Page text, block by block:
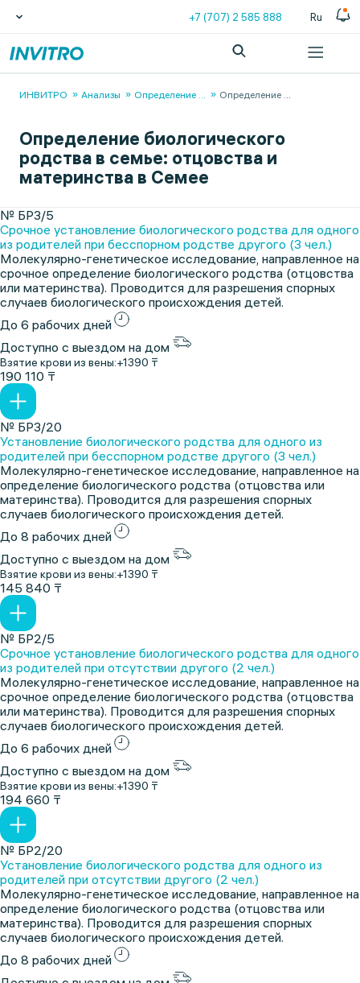
+7 (707) 2 585 888 Ru
ИНВИТРО Анализы Определение ... Определение ...
Определение биологического
родства в семье: отцовства и
материнства в Семее
№ БР3/5
Срочное установление биологического родства для одного
из родителей при бесспорном родстве другого (3 чел.)
Молекулярно-генетическое исследование, направленное на
срочное определение биологического родства (отцовства
или материнства). Проводится для разрешения спорных
случаев биологического происхождения детей.
До 6 рабочих дней
Доступно с выездом на дом
Взятие крови из вены:+1390 ₸
190 110 ₸
№ БР3/20
Установление биологического родства для одного из
родителей при бесспорном родстве другого (3 чел.)
Молекулярно-генетическое исследование, направленное на
определение биологического родства (отцовства или
материнства). Проводится для разрешения спорных
случаев биологического происхождения детей.
До 8 рабочих дней
Доступно с выездом на дом
Взятие крови из вены:+1390 ₸
145 840 ₸
№ БР2/5
Срочное установление биологического родства для одного
из родителей при отсутствии другого (2 чел.)
Молекулярно-генетическое исследование, направленное на
срочное определение биологического родства (отцовства
или материнства). Проводится для разрешения спорных
случаев биологического происхождения детей.
До 6 рабочих дней
Доступно с выездом на дом
Взятие крови из вены:+1390 ₸
194 660 ₸
№ БР2/20
Установление биологического родства для одного из
родителей при отсутствии другого (2 чел.)
Молекулярно-генетическое исследование, направленное на
определение биологического родства (отцовства или
материнства). Проводится для разрешения спорных
случаев биологического происхождения детей.
До 8 рабочих дней